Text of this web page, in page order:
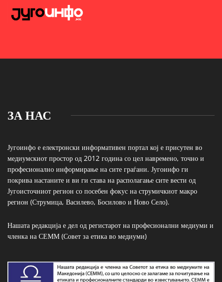
ЗА НАС
Југоинфо е електронски информативен портал кој е присутен во
медиумскиот простор од 2012 година со цел навремено, точно и
професионално информирање на сите граѓани. Југоинфо ги
покрива настаните и ви ги става на располагање сите вести од
Југоисточниот регион со посебен фокус на струмичкиот макро
регион (Струмица, Василево, Босилово и Ново Село).
Нашата редакција е дел од регистарот на професионални медиуми и
членка на СЕММ (Совет за етика во медиуми)